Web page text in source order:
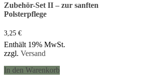
Zubehör-Set II – zur sanften
Polsterpflege
3,25 €
Enthält 19% MwSt.
zzgl. Versand
In den Warenkorb